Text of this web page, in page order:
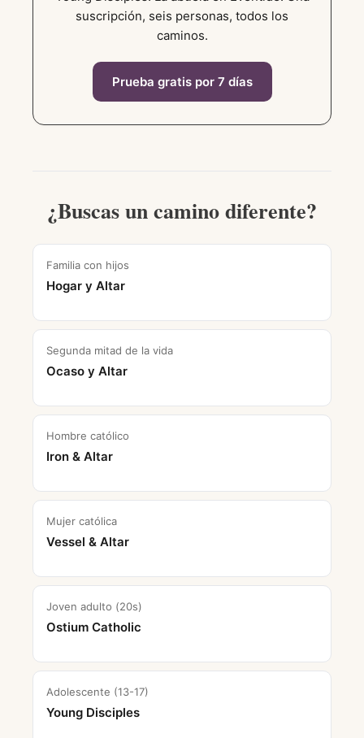
suscripción, seis personas, todos los
caminos.
Prueba gratis por 7 días
¿Buscas un camino diferente?
Familia con hijos
Hogar y Altar
Segunda mitad de la vida
Ocaso y Altar
Hombre católico
Iron & Altar
Mujer católica
Vessel & Altar
Joven adulto (20s)
Ostium Catholic
Adolescente (13-17)
Young Disciples